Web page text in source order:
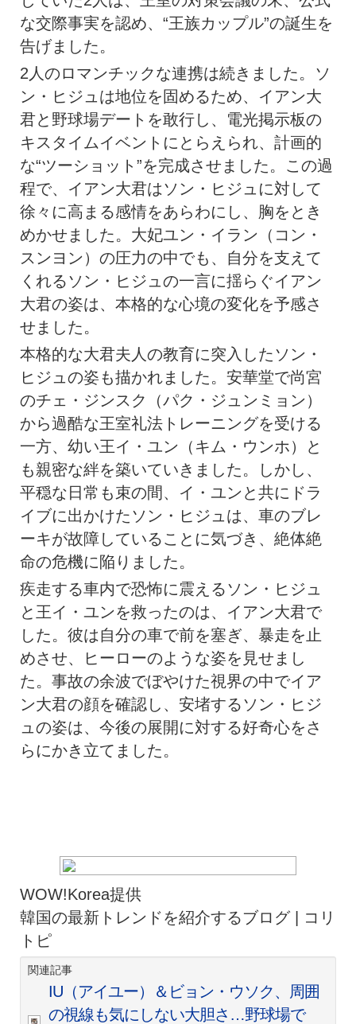
な交際事実を認め、“王族カップル”の誕生を
告げました。
2人のロマンチックな連携は続きました。ソ
ン・ヒジュは地位を固めるため、イアン大
君と野球場デートを敢行し、電光掲示板の
キスタイムイベントにとらえられ、計画的
な“ツーショット”を完成させました。この過
程で、イアン大君はソン・ヒジュに対して
徐々に高まる感情をあらわにし、胸をとき
めかせました。大妃ユン・イラン（コン・
スンヨン）の圧力の中でも、自分を支えて
くれるソン・ヒジュの一言に揺らぐイアン
大君の姿は、本格的な心境の変化を予感さ
せました。
本格的な大君夫人の教育に突入したソン・
ヒジュの姿も描かれました。安華堂で尚宮
のチェ・ジンスク（パク・ジュンミョン）
から過酷な王室礼法トレーニングを受ける
一方、幼い王イ・ユン（キム・ウンホ）と
も親密な絆を築いていきました。しかし、
平穏な日常も束の間、イ・ユンと共にドラ
イブに出かけたソン・ヒジュは、車のブレ
ーキが故障していることに気づき、絶体絶
命の危機に陥りました。
疾走する車内で恐怖に震えるソン・ヒジュ
と王イ・ユンを救ったのは、イアン大君で
した。彼は自分の車で前を塞ぎ、暴走を止
めさせ、ヒーローのような姿を見せまし
た。事故の余波でぼやけた視界の中でイア
ン大君の顔を確認し、安堵するソン・ヒジ
ュの姿は、今後の展開に対する好奇心をさ
らにかき立てました。
WOW!Korea提供
韓国の最新トレンドを紹介するブログ | コリ
トピ
関連記事
IU（アイユー）＆ビョン・ウソク、周囲
の視線も気にしない大胆さ…野球場で